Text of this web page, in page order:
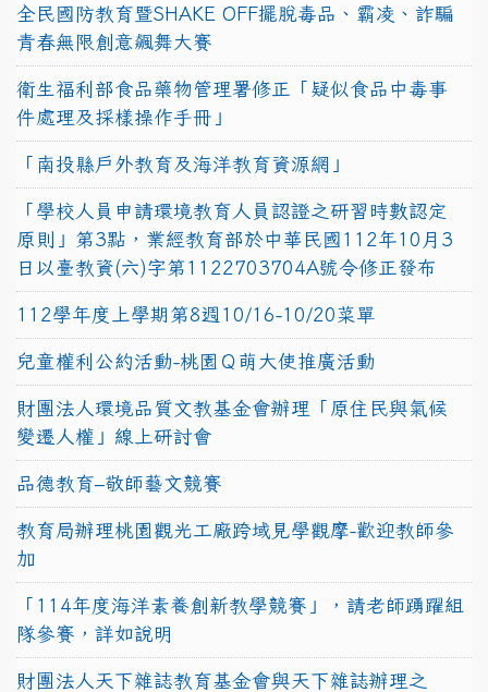
全民國防教育暨SHAKE OFF擺脫毒品、霸凌、詐騙
青春無限創意飆舞大賽
衛生福利部食品藥物管理署修正「疑似食品中毒事
件處理及採樣操作手冊」
「南投縣戶外教育及海洋教育資源網」
「學校人員申請環境教育人員認證之研習時數認定
原則」第3點，業經教育部於中華民國112年10月3
日以臺教資(六)字第1122703704A號令修正發布
112學年度上學期第8週10/16-10/20菜單
兒童權利公約活動-桃園Ｑ萌大使推廣活動
財團法人環境品質文教基金會辦理「原住民與氣候
變遷人權」線上研討會
品德教育–敬師藝文競賽
教育局辦理桃園觀光工廠跨域見學觀摩-歡迎教師參
加
「114年度海洋素養創新教學競賽」，請老師踴躍組
隊參賽，詳如說明
財團法人天下雜誌教育基金會與天下雜誌辦理之